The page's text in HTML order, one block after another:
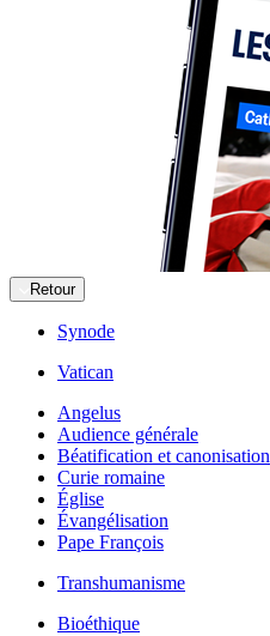
Retour
Synode
Vatican
Angelus
Audience générale
Béatification et canonisation
Curie romaine
Église
Évangélisation
Pape François
Transhumanisme
Bioéthique